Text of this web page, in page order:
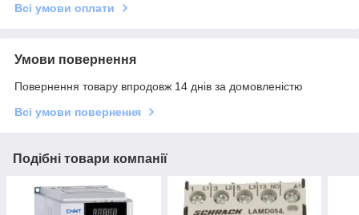
Всі умови оплати
Умови повернення
Повернення товару впродовж 14 днів за домовленістю
Всі умови повернення
Подібні товари компанії